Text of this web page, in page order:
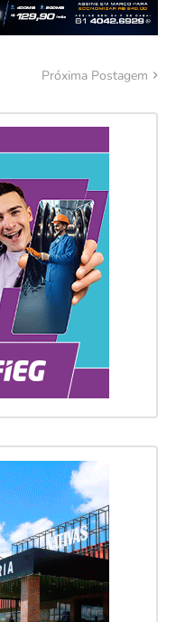
Próxima Postagem